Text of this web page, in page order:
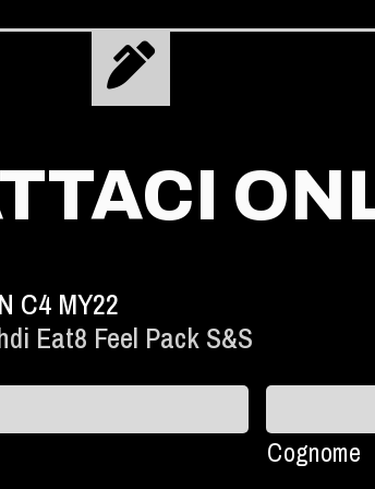
C4 MY22
Eat8 Feel Pack S&s
Cognome